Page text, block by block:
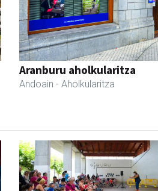
Aranburu aholkularitza
Andoain - Aholkularitza